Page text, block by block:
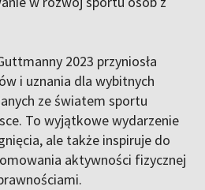
2023 przyniosła
i uznania dla wybitnych
ze światem sportu
To wyjątkowe wydarzenie
ale także inspiruje do
aktywności fizycznej